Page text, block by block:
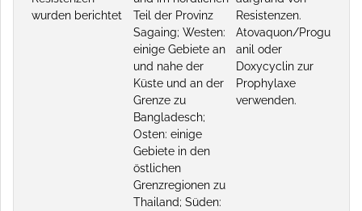
wurden berichtet
Teil der Provinz
Sagaing; Westen:
einige Gebiete an
und nahe der
Küste und an der
Grenze zu
Bangladesch;
Osten: einige
Gebiete in den
östlichen
Grenzregionen zu
Thailand; Süden:
Resistenzen.
Atovaquon/Progu
anil oder
Doxycyclin zur
Prophylaxe
verwenden.